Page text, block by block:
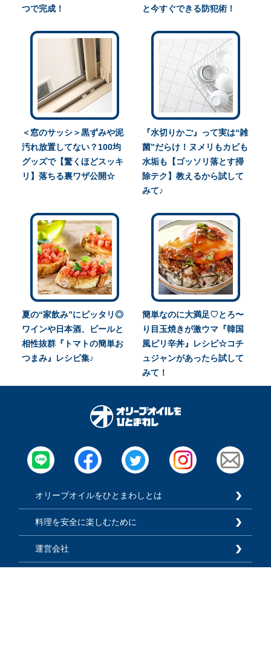
つで完成！
と今すぐできる防犯術！
＜窓のサッシ＞黒ずみや泥
汚れ放置してない？100均
グッズで【驚くほどスッキ
リ】落ちる裏ワザ公開☆
『水切りかご』って実は“雑
菌”だらけ！ヌメリもカビも
水垢も【ゴッソリ落とす掃
除テク】教えるから試して
みて♪
夏の“家飲み”にピッタリ◎
ワインや日本酒、ビールと
相性抜群『トマトの簡単お
つまみ』レシピ集♪
簡単なのに大満足♡とろ〜
り目玉焼きが激ウマ『韓国
風ピリ辛丼』レシピ☆コチ
ュジャンがあったら試して
みて！
オリーブオイルをひとまわしとは
料理を安全に楽しむために
運営会社